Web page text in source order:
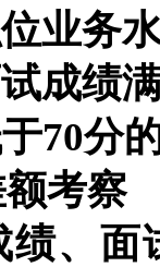
业务
成绩
70分
考察
绩、面